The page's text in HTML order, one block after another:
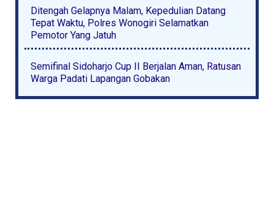
Ditengah Gelapnya Malam, Kepedulian Datang
Tepat Waktu, Polres Wonogiri Selamatkan
Pemotor Yang Jatuh
Semifinal Sidoharjo Cup II Berjalan Aman, Ratusan
Warga Padati Lapangan Gobakan